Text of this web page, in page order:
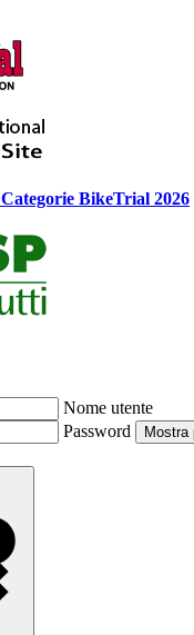
Categorie BikeTrial 2026
Nome utente
Password
Mostra